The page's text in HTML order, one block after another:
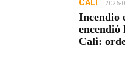
CALI 2026-
Incendio
encendió
Cali: